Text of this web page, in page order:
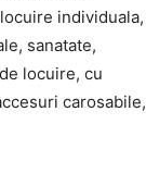
individuala,
sanatate,
locuire, cu
carosabile,